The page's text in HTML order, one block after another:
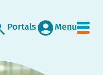
Portals Menu